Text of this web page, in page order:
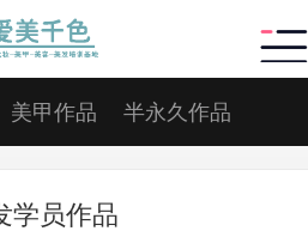
美甲作品 半永久作品
学员作品